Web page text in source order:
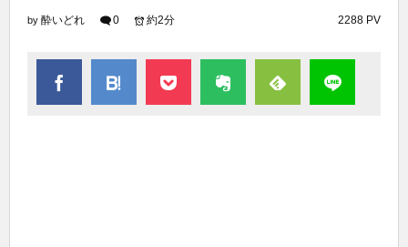
by 酔いどれ 0 2288 PV
約2分